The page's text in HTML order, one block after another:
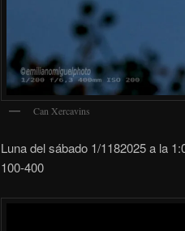
Can Xercavins
Luna del sábado 1/1182025 a la
100-400